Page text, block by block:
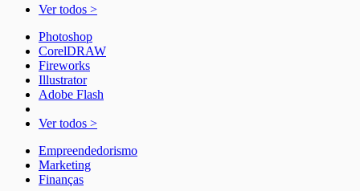
Ver todos >
Photoshop
CorelDRAW
Fireworks
Illustrator
Adobe Flash
Ver todos >
Empreendedorismo
Marketing
Finanças